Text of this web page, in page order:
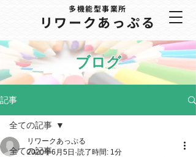
多機能型事業所
​リワークあっぷる
ブログ
記事
全ての記事
全ての記事
リワークあっぷる
2020年6月5日 読了時間: 1分